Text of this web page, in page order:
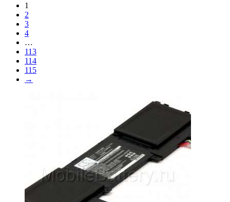
1
2
3
4
…
113
114
115
→